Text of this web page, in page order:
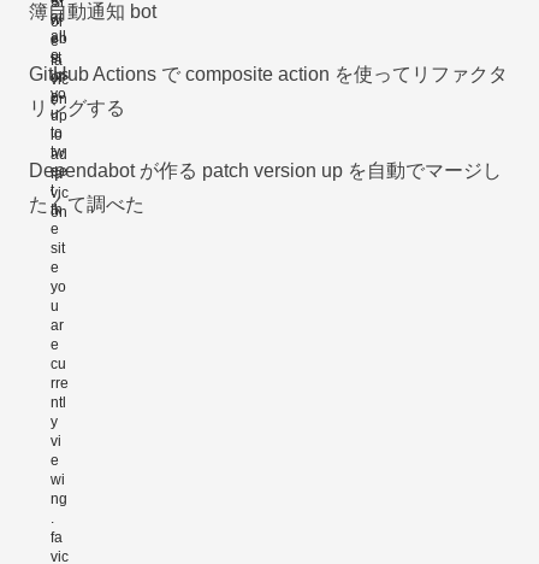
簿自動通知 bot
GitHub Actions で composite action を使ってリファクタ
リングする
Dependabot が作る patch version up を自動でマージし
たくて調べた